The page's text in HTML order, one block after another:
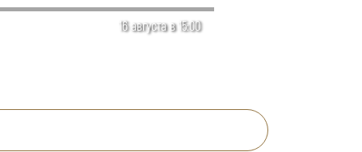
16 августа в 15:00